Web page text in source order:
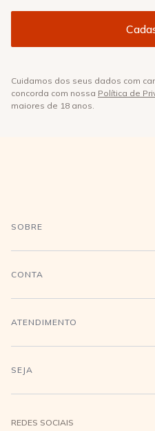
Cuidamos dos seus dados com
concorda com nossa Política de
maiores de 18 anos.
SOBRE
História
Conecte-se
CONTA
Login
Meus pedidos
ATENDIMENTO
Compra Segura
SEJA
REDES SOCIAIS